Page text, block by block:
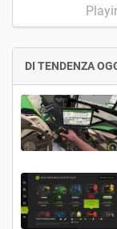
DI TENDENZA